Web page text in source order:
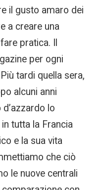
il gusto amaro dei
a creare una
pratica. Il
per ogni
tardi quella sera,
alcuni anni
d’azzardo lo
tutta la Francia
e la sua vita
che ciò
le nuove centrali